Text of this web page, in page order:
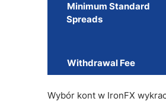
Minimum Standard
Spreads
Withdrawal Fee
Wybór kont w IronFX